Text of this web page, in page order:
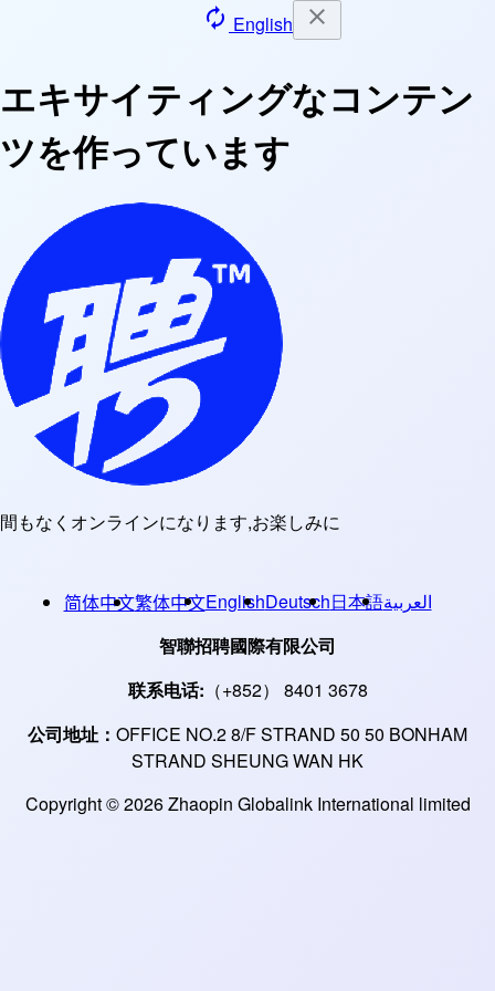
autorenew English close
エキサイティングなコンテン
ツを作っています
間もなくオンラインになります,お楽しみに
简体中文繁体中文EnglishDeutsch日本語العربية
智聯招聘國際有限公司
联系电话: （+852） 8401 3678
公司地址： OFFICE NO.2 8/F STRAND 50 50 BONHAM
STRAND SHEUNG WAN HK
Copyright © 2026 Zhaopin Globalink International limited